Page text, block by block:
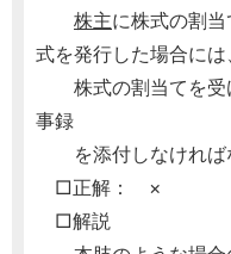
株主に株式の割
式を発行した場合には
株式の割当てを受
事録
を添付しなければ
□正解： ×
□解説